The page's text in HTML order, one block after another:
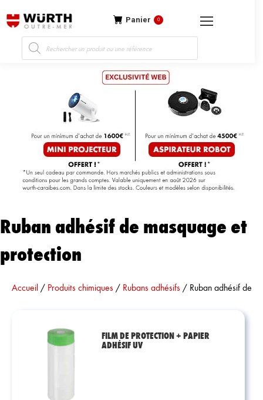
Recherche
de
produits
Panier 0
Ruban adhésif de masquage et
protection
Vous êtes ici :
Accueil / Produits chimiques / Rubans adhésifs / Ruban adhésif de
FILM DE PROTECTION + PAPIER
ADHÉSIF UV